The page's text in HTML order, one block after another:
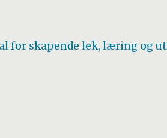
for skapende lek, læring og